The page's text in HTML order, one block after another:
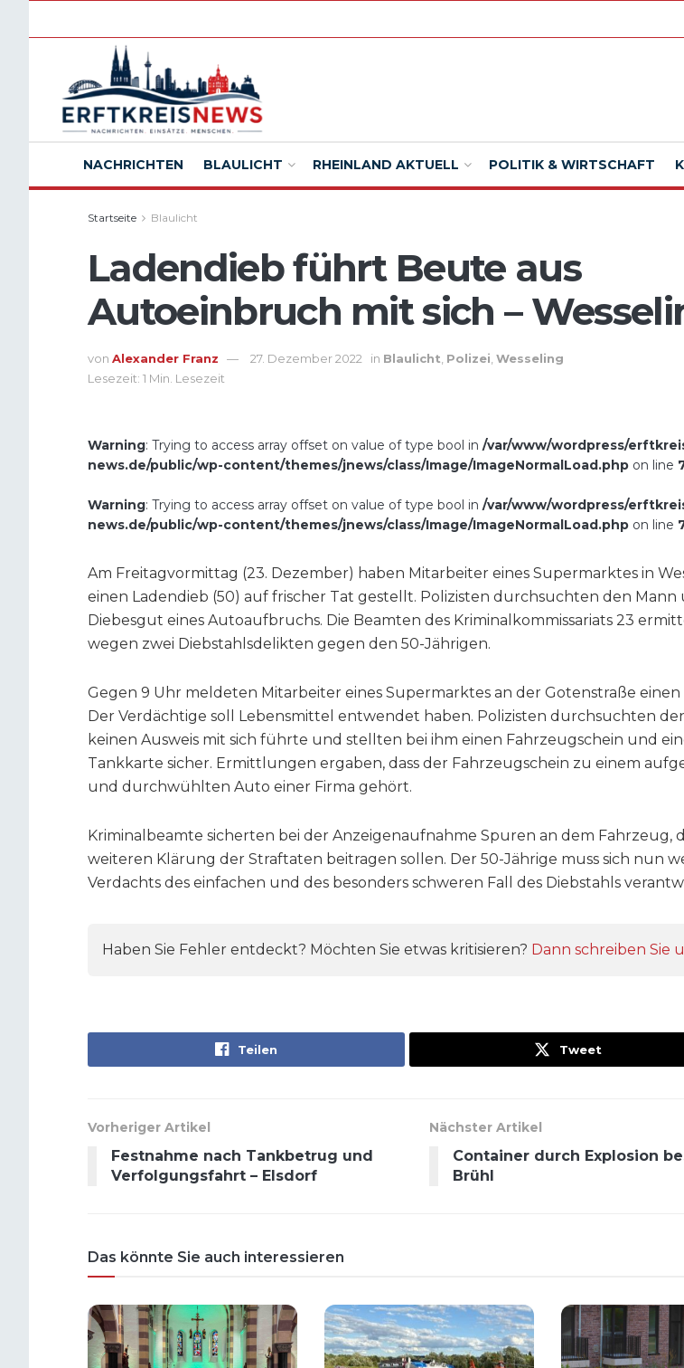
NACHRICHTEN BLAULICHT RHEINLAND AKTUELL POLITIK & WIRTSCHAFT
Startseite Blaulicht
Ladendieb führt Beute aus
Autoeinbruch mit sich –
von Alexander Franz 27. Dezember 2022 in Blaulicht Polizei Wesseling
Lesezeit: 1 Min. Lesezeit
Warning: Trying to access array offset on value of type bool in /var/www/wordpress/
news.de/public/wp-content/themes/jnews/class/Image/ImageNormalLoad.php on line
Warning: Trying to access array offset on value of type bool in /var/www/wordpress/
news.de/public/wp-content/themes/jnews/class/Image/ImageNormalLoad.php on line
Am Freitagvormittag (23. Dezember) haben Mitarbeiter eines Supermarktes in
einen Ladendieb (50) auf frischer Tat gestellt. Polizisten durchsuchten den Mann
Diebesgut eines Autoaufbruchs. Die Beamten des Kriminalkommissariats 23
wegen zwei Diebstahlsdelikten gegen den 50-Jährigen.
Gegen 9 Uhr meldeten Mitarbeiter eines Supermarktes an der Gotenstraße einen
Der Verdächtige soll Lebensmittel entwendet haben. Polizisten durchsuchten
keinen Ausweis mit sich führte und stellten bei ihm einen Fahrzeugschein und
Tankkarte sicher. Ermittlungen ergaben, dass der Fahrzeugschein zu einem
und durchwühlten Auto einer Firma gehört.
Kriminalbeamte sicherten bei der Anzeigenaufnahme Spuren an dem Fahrzeug,
weiteren Klärung der Straftaten beitragen sollen. Der 50-Jährige muss sich nun
Verdachts des einfachen und des besonders schweren Fall des Diebstahls
Haben Sie Fehler entdeckt? Möchten Sie etwas kritisieren? Dann schreiben Sie
Teilen Tweet
Vorheriger Artikel
Festnahme nach Tankbetrug und
Verfolgungsfahrt – Elsdorf
Nächster Artikel
Container durch Explosion
Brühl
Das könnte Sie auch interessieren